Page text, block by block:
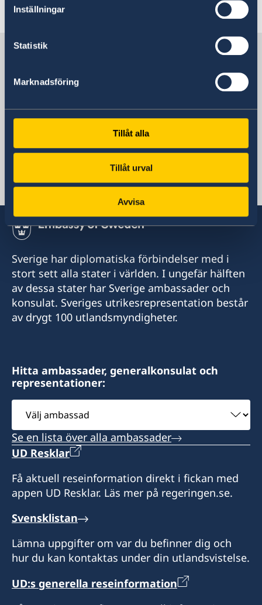
Inställningar
Statistik
Marknadsföring
Tillåt alla
Tillåt urval
Avvisa
Senast uppdaterad 09 nov. 2017, 13.01
Sverige i Irak
Sveriges ambassad
E-postadress
Allmänna frågor
ambassaden.bagdad@gov.se
Svenska konsulat
Sektionskansliet i Erbil
Stängt för allmänheten.
Sverige har diplomatiska förbindelser med i
stort sett alla stater i världen. I ungefär hälften
av dessa stater har Sverige ambassader och
konsulat. Sveriges utrikesrepresentation består
av drygt 100 utlandsmyndigheter.
Hitta ambassader, generalkonsulat och
representationer:
Välj
ambassad
Se en lista över alla ambassader
UD Resklar
Få aktuell reseinformation direkt i fickan med
appen UD Resklar. Läs mer på regeringen.se.
Svensklistan
Lämna uppgifter om var du befinner dig och
hur du kan kontaktas under din utlandsvistelse.
UD:s generella reseinformation